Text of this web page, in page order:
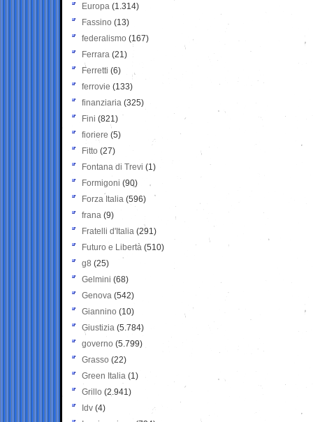
Europa (1.314)
Fassino (13)
federalismo (167)
Ferrara (21)
Ferretti (6)
ferrovie (133)
finanziaria (325)
Fini (821)
fioriere (5)
Fitto (27)
Fontana di Trevi (1)
Formigoni (90)
Forza Italia (596)
frana (9)
Fratelli d'Italia (291)
Futuro e Libertà (510)
g8 (25)
Gelmini (68)
Genova (542)
Giannino (10)
Giustizia (5.784)
governo (5.799)
Grasso (22)
Green Italia (1)
Grillo (2.941)
Idv (4)